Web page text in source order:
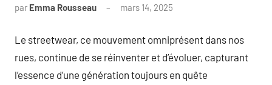
par Emma Rousseau mars 14, 2025
Le streetwear, ce mouvement omniprésent dans nos
rues, continue de se réinventer et d’évoluer, capturant
l’essence d’une génération toujours en quête